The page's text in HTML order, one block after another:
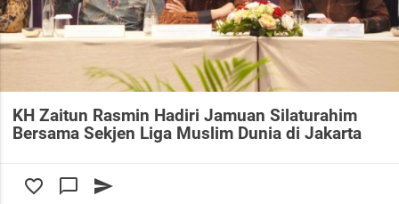
KH Zaitun Rasmin Hadiri Jamuan Silaturahim
Bersama Sekjen Liga Muslim Dunia di Jakarta
favorite_border chat_bubble_outline send